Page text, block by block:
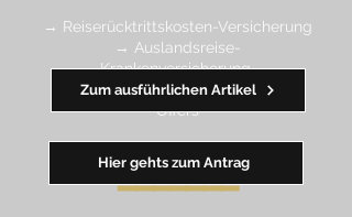
→ Reiserücktrittskosten-Versicherung
→ Auslandsreise-
Krankenversicherung
→ wertvolle Rabatte dank Amex
Offers
━━━━━━━
Zum ausführlichen Artikel
Hier gehts zum Antrag